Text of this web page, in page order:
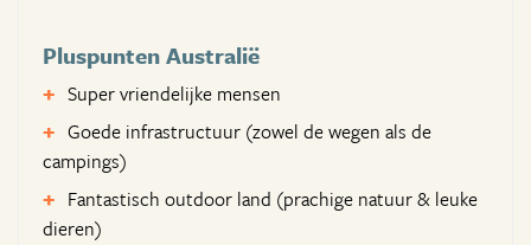
Pluspunten Australië
Super vriendelijke mensen
Goede infrastructuur (zowel de wegen als de
campings)
Fantastisch outdoor land (prachige natuur & leuke
dieren)